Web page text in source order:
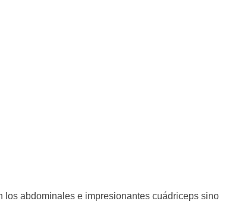
los abdominales e impresionantes cuádriceps sino